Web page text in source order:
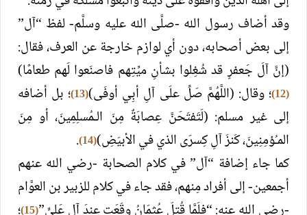
وقد أضاف رسول الله -صلَّى الله عليه وسلَّم- لفظ “آل”
إلى بعض أصحابه، دون أي لوازم خارجة عن العرف، فقال:
(إنَّ آلَ جَعفرٍ قد شُغِلوا بشأنِ ميِّتِهم فاصنَعوا لَهم طعامًا)
(12) ؛ وقال: (اللَّهُمَّ صَلِّ علَى آلِ أبِي أوفَى)(13)
؛ بل أضافه
إلى غير مسلم: (لَتَفتَحَنَّ عِصابَةٌ مِنَ الـمُسلِمِينَ، أو مِنَ
المـُؤمِنِينَ، كَنزَ آلِ كِسرَى الذي في الأبيَضِ)(14)
.
كما جاء إضافة “آل” في كلام الصحابة -رضي الله عنهم
أجمعين- إلى أفراد مِنهم، فقد جاء في كلام للزبير بن العوَّام
(15)